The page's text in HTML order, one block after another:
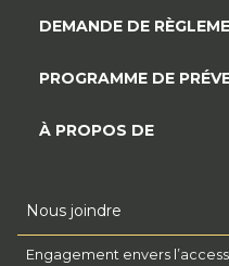
DEMANDE DE
PROGRAMME DE
À PROPOS DE
Nous joindre
Engagement envers